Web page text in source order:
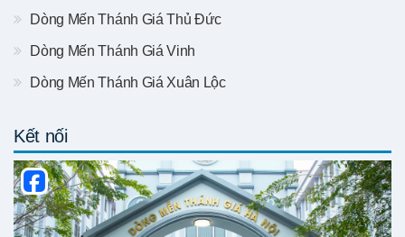
Dòng Mến Thánh Giá Thủ Đức
Dòng Mến Thánh Giá Vinh
Dòng Mến Thánh Giá Xuân Lộc
Kết nối